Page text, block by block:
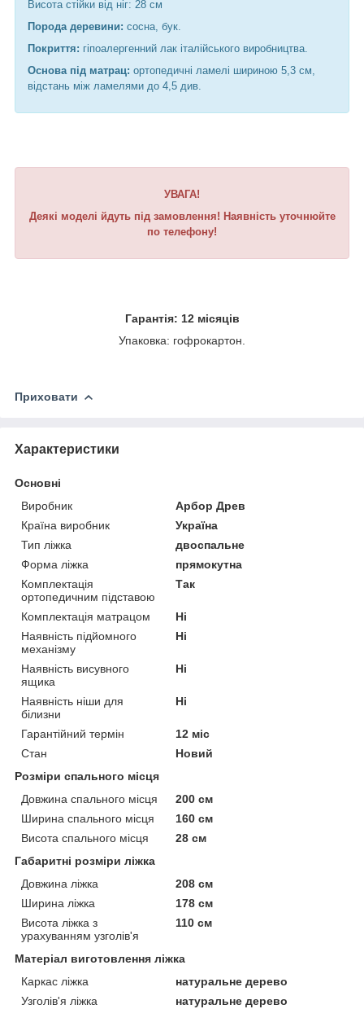
Висота стійки від ніг: 28 см
Порода деревини: сосна, бук.
Покриття: гіпоалергенний лак італійського виробництва.
Основа під матрац: ортопедичні ламелі шириною 5,3 см,
відстань між ламелями до 4,5 див.
УВАГА!
Деякі моделі йдуть під замовлення! Наявність уточнюйте
по телефону!
Гарантія: 12 місяців
Упаковка: гофрокартон.
Приховати
Характеристики
Основні
Виробник
Арбор Древ
Країна виробник
Україна
Тип ліжка
двоспальне
Форма ліжка
прямокутна
Комплектація
ортопедичним підставою
Так
Комплектація матрацом
Ні
Наявність підйомного
механізму
Ні
Наявність висувного
ящика
Ні
Наявність ніши для
білизни
Ні
Гарантійний термін
12 міс
Стан
Новий
Розміри спального місця
Довжина спального місця
200 см
Ширина спального місця
160 см
Висота спального місця
28 см
Габаритні розміри ліжка
Довжина ліжка
208 см
Ширина ліжка
178 см
Висота ліжка з
урахуванням узголів'я
110 см
Матеріал виготовлення ліжка
Каркас ліжка
натуральне дерево
Узголів'я ліжка
натуральне дерево